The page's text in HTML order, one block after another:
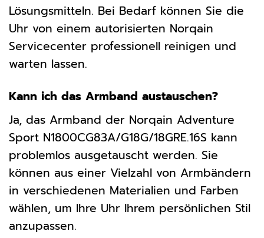
Lösungsmitteln. Bei Bedarf können Sie die
Uhr von einem autorisierten Norqain
Servicecenter professionell reinigen und
warten lassen.
Kann ich das Armband austauschen?
Ja, das Armband der Norqain Adventure
Sport N1800CG83A/G18G/18GRE.16S kann
problemlos ausgetauscht werden. Sie
können aus einer Vielzahl von Armbändern
in verschiedenen Materialien und Farben
wählen, um Ihre Uhr Ihrem persönlichen Stil
anzupassen.